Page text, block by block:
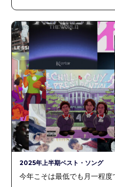
2025年上半期ベスト・ソング
今年こそは最低でも月一程